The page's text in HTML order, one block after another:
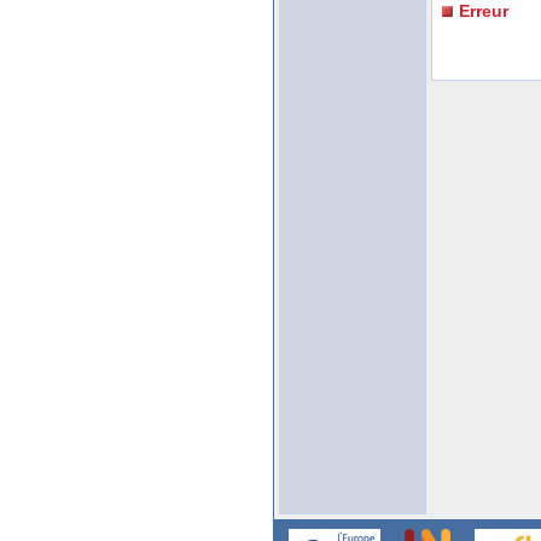
Erreur